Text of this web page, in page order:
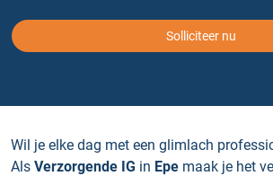
Solliciteer nu
Wil je elke dag met een glimlach
Als Verzorgende IG in Epe maak je het